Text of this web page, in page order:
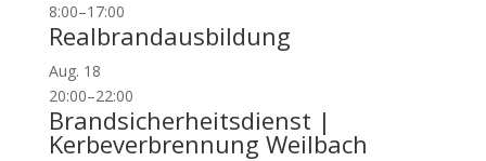
8:00–17:00
Realbrandausbildung
Aug. 18
20:00–22:00
Brandsicherheitsdienst |
Kerbeverbrennung Weilbach